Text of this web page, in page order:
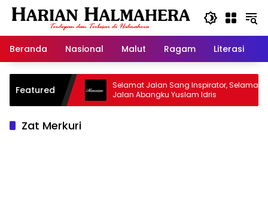
Langsung
Beranda
Nasional Malut Ragam Literasi
Featured
Warisan
Selamat Jalan Sang Inspirator, Selamat
Jalan Abangku Yuslam Idris
Zat Merkuri